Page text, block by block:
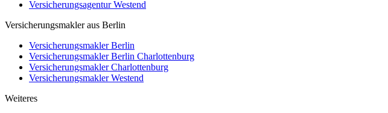
Versicherungsagentur Westend
Versicherungsmakler aus Berlin
Versicherungsmakler Berlin
Versicherungsmakler Berlin Charlottenburg
Versicherungsmakler Charlottenburg
Versicherungsmakler Westend
Weiteres